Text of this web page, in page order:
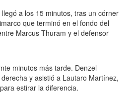
a los 15 minutos, tras un córner
que terminó en el fondo del
Marcus Thuram y el defensor
minutos más tarde. Denzel
y asistió a Lautaro Martínez,
estirar la diferencia.